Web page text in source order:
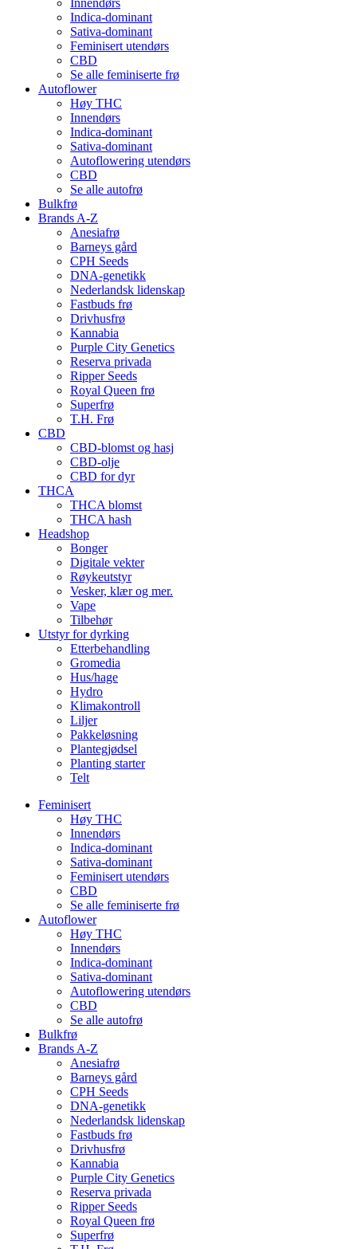
Indica-dominant
Sativa-dominant
Feminisert utendørs
CBD
Se alle feminiserte frø
Autoflower
Høy THC
Innendørs
Indica-dominant
Sativa-dominant
Autoflowering utendørs
CBD
Se alle autofrø
Bulkfrø
Brands A-Z
Anesiafrø
Barneys gård
CPH Seeds
DNA-genetikk
Nederlandsk lidenskap
Fastbuds frø
Drivhusfrø
Kannabia
Purple City Genetics
Reserva privada
Ripper Seeds
Royal Queen frø
Superfrø
T.H. Frø
CBD
CBD-blomst og hasj
CBD-olje
CBD for dyr
THCA
THCA blomst
THCA hash
Headshop
Bonger
Digitale vekter
Røykeutstyr
Vesker, klær og mer.
Vape
Tilbehør
Utstyr for dyrking
Etterbehandling
Gromedia
Hus/hage
Hydro
Klimakontroll
Liljer
Pakkeløsning
Plantegjødsel
Planting starter
Telt
Feminisert
Høy THC
Innendørs
Indica-dominant
Sativa-dominant
Feminisert utendørs
CBD
Se alle feminiserte frø
Autoflower
Høy THC
Innendørs
Indica-dominant
Sativa-dominant
Autoflowering utendørs
CBD
Se alle autofrø
Bulkfrø
Brands A-Z
Anesiafrø
Barneys gård
CPH Seeds
DNA-genetikk
Nederlandsk lidenskap
Fastbuds frø
Drivhusfrø
Kannabia
Purple City Genetics
Reserva privada
Ripper Seeds
Royal Queen frø
Superfrø